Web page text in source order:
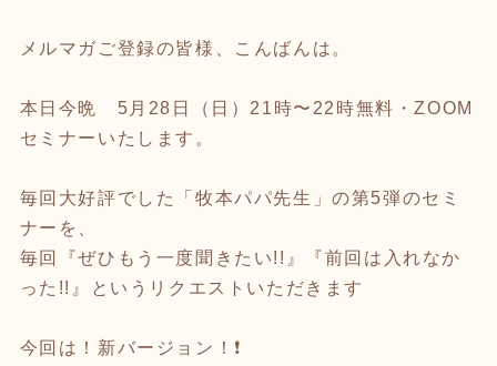
メルマガご登録の皆様、こんばんは。
本日今晩 5月28日（日）21時〜22時無料・ZOOM
セミナーいたします。
毎回大好評でした「牧本パパ先生」の第5弾のセミ
ナーを、
毎回『ぜひもう一度聞きたい!!』『前回は入れなか
った!!』というリクエストいただきます
今回は！新バージョン！❗